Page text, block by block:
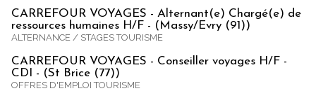
CARREFOUR VOYAGES - Alternant(e) Chargé(e) de
ressources humaines H/F - (Massy/Evry (91))
ALTERNANCE / STAGES TOURISME
CARREFOUR VOYAGES - Conseiller voyages H/F -
CDI - (St Brice (77))
OFFRES D'EMPLOI TOURISME